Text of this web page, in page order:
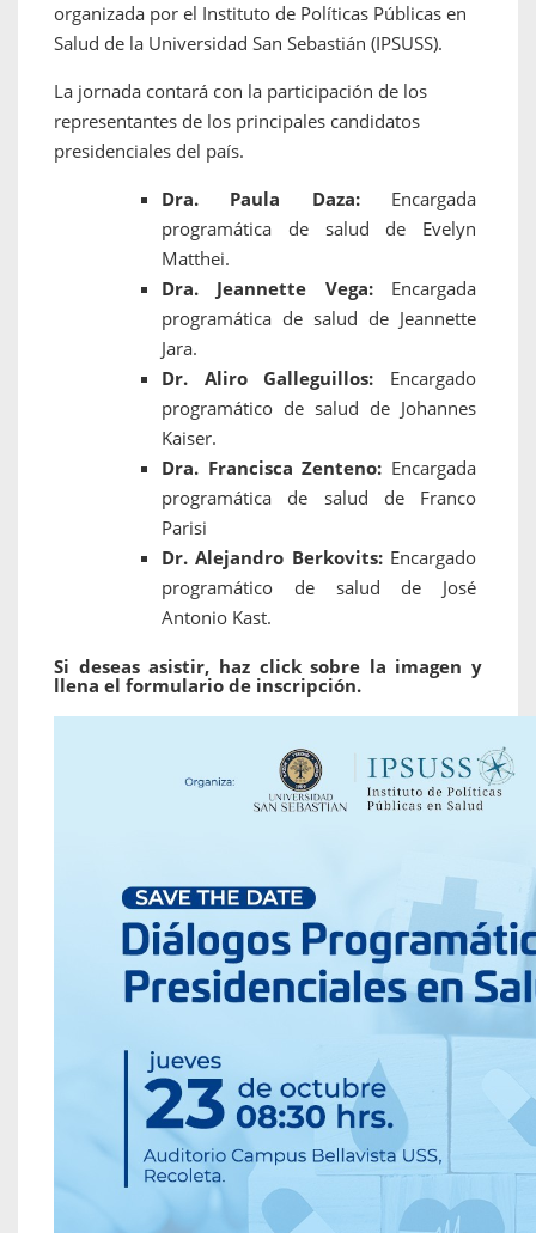
organizada por el Instituto de Políticas Públicas en
Salud de la Universidad San Sebastián (IPSUSS).
La jornada contará con la participación de los
representantes de los principales candidatos
presidenciales del país.
Dra. Paula Daza: Encargada
programática de salud de Evelyn
Matthei.
Dra. Jeannette Vega:Encargada
programática de salud de Jeannette
Jara.
Dr. Aliro Galleguillos: Encargado
programático de salud de Johannes
Kaiser.
Dra. Francisca Zenteno: Encargada
programática de salud de Franco
Parisi
Dr. Alejandro Berkovits:Encargado
programático de salud de José
Antonio Kast.
Si deseas asistir, haz click sobre la imagen y
llena el formulario de inscripción.